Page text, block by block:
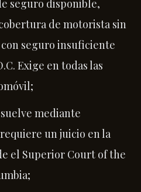
de motorista sin
seguro insuficiente
Exige en todas las
mediante
un juicio en la
el Superior Court of the